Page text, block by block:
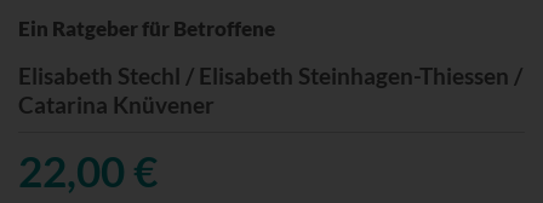
Ein Ratgeber für Betroffene
Elisabeth Stechl / Elisabeth Steinhagen-Thiessen /
Catarina Knüvener
22,00 €